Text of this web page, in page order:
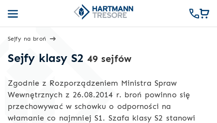
Sejfy na broń
Sejfy klasy S2 49 sejfów
Zgodnie z Rozporządzeniem Ministra Spraw
Wewnętrznych z 26.08.2014 r. broń powinno się
przechowywać w schowku o odporności na
włamanie co najmniej S1. Szafa klasy S2 stanowi